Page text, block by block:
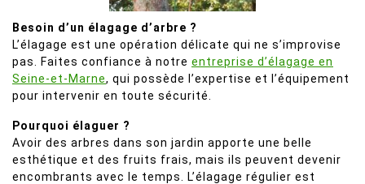
Besoin d’un élagage d’arbre ?
L’élagage est une opération délicate qui ne s’improvise
pas. Faites confiance à notre entreprise d’élagage en
Seine-et-Marne, qui possède l’expertise et l’équipement
pour intervenir en toute sécurité.
Pourquoi élaguer ?
Avoir des arbres dans son jardin apporte une belle
esthétique et des fruits frais, mais ils peuvent devenir
encombrants avec le temps. L’élagage régulier est